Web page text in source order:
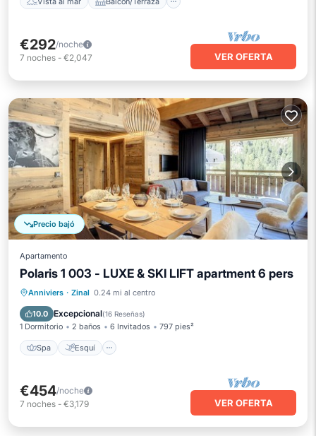
€292/noche
7 noches - €2,047 VER OFERTA
Precio bajó
Apartamento
Polaris 1 003 - LUXE & SKI LIFT apartment 6 pers
Anniviers · Zinal 0.24 mi al centro
10.0 Excepcional(16 Reseñas)
1 Dormitorio 2 baños 6 Invitados 797 pies²
Spa Esquí
Spa Esquí
Cocina
€454/noche
7 noches - €3,179 VER OFERTA